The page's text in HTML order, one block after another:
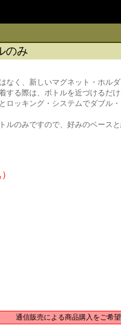
のみ
なく、新しいマグネット・ホル
する際は、ボトルを近づけるだ
ロッキング・システムでダブル
ルのみですので、好みのベース
通信販売による商品購入をご希望